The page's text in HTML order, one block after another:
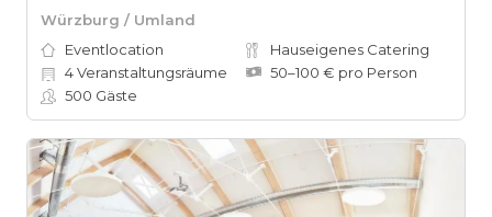
Würzburg / Umland
Eventlocation
Hauseigenes Catering
4Veranstaltungsräume
50–100 € pro Person
500 Gäste